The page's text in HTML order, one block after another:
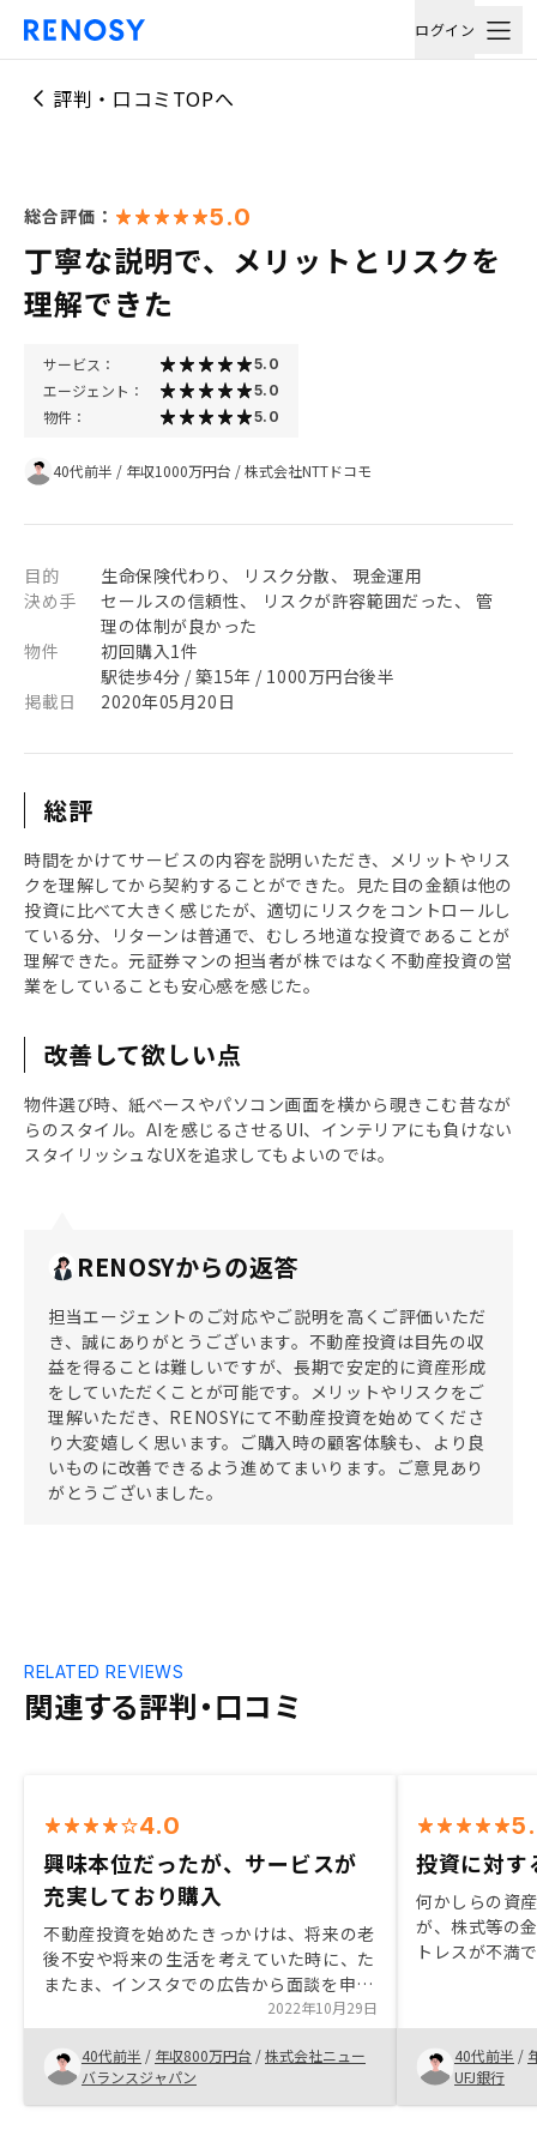
ログイン
評判・口コミTOPへ
総合評価： 5.0
丁寧な説明で、メリットとリスクを
理解できた
サービス： 5.0
エージェント： 5.0
物件： 5.0
40代前半 / 年収1000万円台 /株式会社NTTドコモ
目的
生命保険代わり、 リスク分散、 現金運用
決め手
セールスの信頼性、 リスクが許容範囲だった、 管
理の体制が良かった
物件
初回購入1件
駅徒歩4分 / 築15年 / 1000万円台後半
掲載日
2020年05月20日
総評
時間をかけてサービスの内容を説明いただき、メリットやリス
クを理解してから契約することができた。見た目の金額は他の
投資に比べて大きく感じたが、適切にリスクをコントロールし
ている分、リターンは普通で、むしろ地道な投資であることが
理解できた。元証券マンの担当者が株ではなく不動産投資の営
業をしていることも安心感を感じた。
改善して欲しい点
物件選び時、紙ベースやパソコン画面を横から覗きこむ昔なが
らのスタイル。AIを感じるさせるUI、インテリアにも負けない
スタイリッシュなUXを追求してもよいのでは。
RENOSYからの返答
担当エージェントのご対応やご説明を高くご評価いただ
き、誠にありがとうございます。不動産投資は目先の収
益を得ることは難しいですが、長期で安定的に資産形成
をしていただくことが可能です。メリットやリスクをご
理解いただき、RENOSYにて不動産投資を始めてくださ
り大変嬉しく思います。ご購入時の顧客体験も、より良
いものに改善できるよう進めてまいります。ご意見あり
がとうございました。
関連する評判・口コミ
RELATED REVIEWS
4.0
興味本位だったが、サービスが
充実しており購入
不動産投資を始めたきっかけは、将来の老
後不安や将来の生活を考えていた時に、た
またま、インスタでの広告から面談を申し
込んだのがきっかけ。担当者との面談を経
て、納得できた為、投資を決意し購入する
事にした。
2022年10月29日
40代前半 / 年収800万円台 /株式会社ニュー
バランスジャパン
投資に対す
何かしらの資
が、株式等の
トレスが不満
た。 金融政策
交渉をうまく
ネット広告を
40代前半 /
UFJ銀行